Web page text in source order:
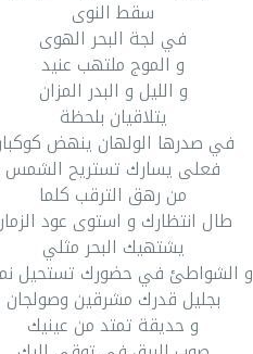
سقط النوى
في لجة البحر الهوى
و الموج ملتهب عنيد
و الليل و البدر المزان
يتلاقيان بلحظة
في صدرها الولهان ينهض
فعلى يسارك تستريح الشمس
من رهق الترقب كلما
طال انتظارك و استوى عود
يشتهيك البحر مثلي
و الشواطئ في حضورك تستحيل
بجليل قدرك مشرقين وصولجان
و حديقة تمتد من عينيك